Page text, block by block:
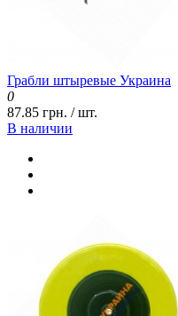
Грабли штыревые Украина
0
87.85 грн. / шт.
В наличии